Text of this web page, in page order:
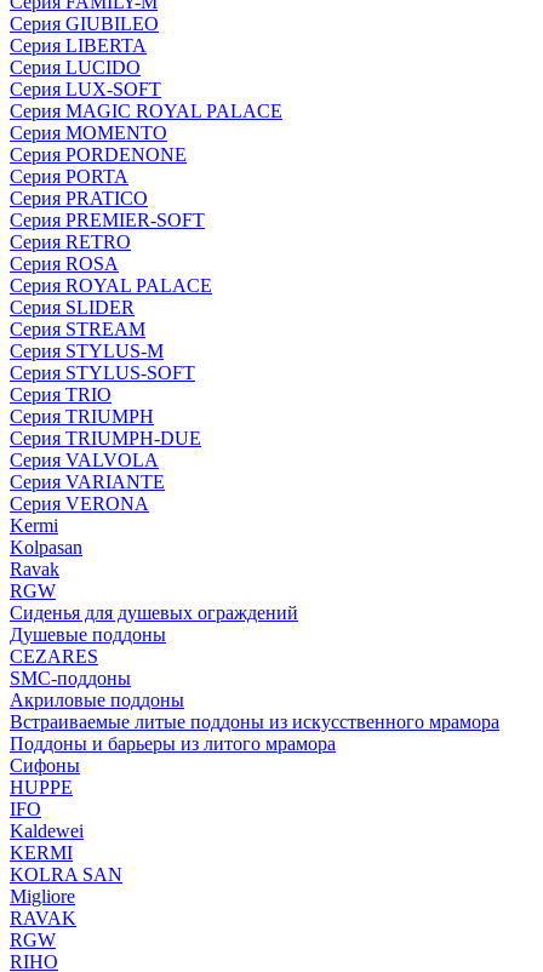
Серия GIUBILEO
Серия LIBERTA
Серия LUCIDO
Серия LUX-SOFT
Серия MAGIC ROYAL PALACE
Серия MOMENTO
Серия PORDENONE
Серия PORTA
Серия PRATICO
Серия PREMIER-SOFT
Серия RETRO
Серия ROSA
Серия ROYAL PALACE
Серия SLIDER
Серия STREAM
Серия STYLUS-M
Серия STYLUS-SOFT
Серия TRIO
Серия TRIUMPH
Серия TRIUMPH-DUE
Серия VALVOLA
Серия VARIANTE
Серия VERONA
Kermi
Kolpasan
Ravak
RGW
Сиденья для душевых ограждений
Душевые поддоны
CEZARES
SMC-поддоны
Акриловые поддоны
Встраиваемые литые поддоны из искусственного мрамора
Поддоны и барьеры из литого мрамора
Сифоны
HUPPE
IFO
Kaldewei
KERMI
KOLRA SAN
Migliore
RAVAK
RGW
RIHO